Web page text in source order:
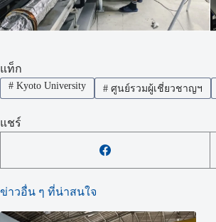
แท็ก
#Kyoto University #ศูนย์รวมผู้เชี่ยวชาญฯ
แชร์
ข่าวอื่น ๆ ที่น่าสนใจ